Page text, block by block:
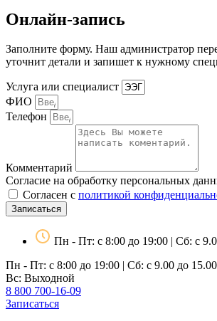
Онлайн-запись
Заполните форму. Наш администратор
уточнит детали и запишет к нужному
Услуга или специалист
ФИО
Телефон
Комментарий
Согласие на обработку персональных
Согласен с политикой
Записаться
Пн - Пт: с 8:00 до 19:00 | Сб: с
Пн - Пт: с 8:00 до 19:00 | Сб: с 9.00 до 15.00
Вс: Выходной
8 800 700-16-09
Записаться